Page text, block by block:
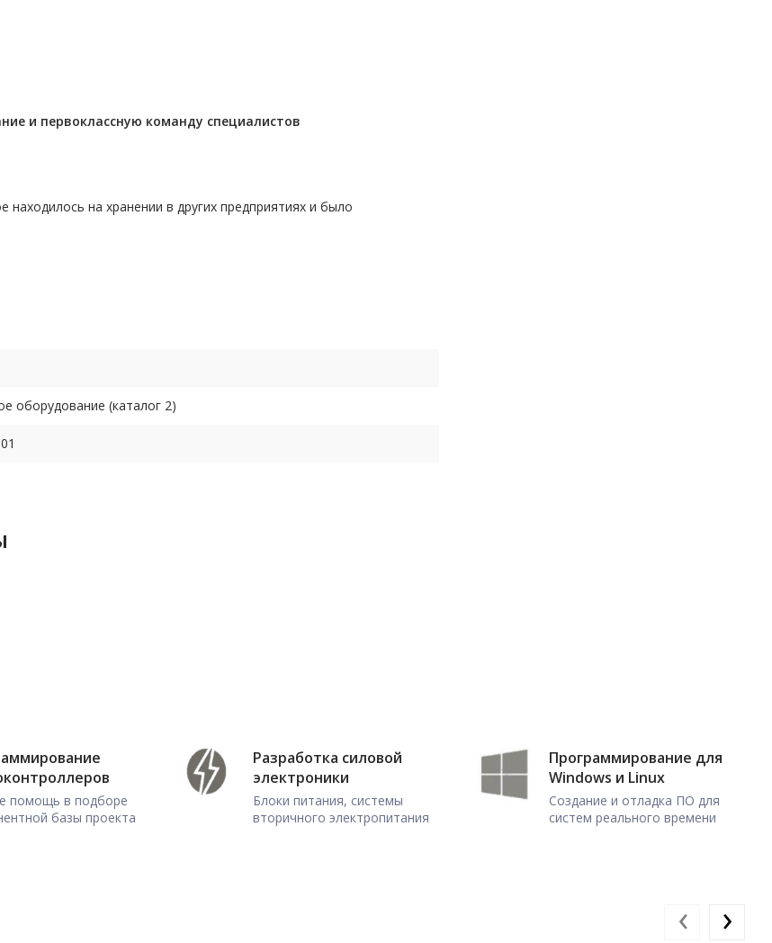
и первоклассную команду специалистов
на хранении в других предприятиях и было
оборудование (каталог 2)
помощь в подборе
базы проекта
Разработка силовой
электроники
Блоки питания, системы
вторичного электропитания
Программирование для
Windows и Linux
Создание и отладка ПО для
систем реального времени
‹ ›